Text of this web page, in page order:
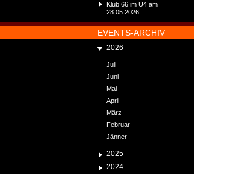
Klub 66 im U4 am
28.05.2026
EVENTS-ARCHIV
2026
Juli
Juni
Mai
April
März
Februar
Jänner
2025
2024